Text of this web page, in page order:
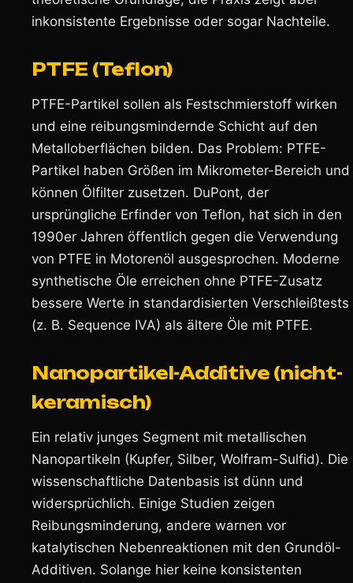
inkonsistente Ergebnisse oder sogar Nachteile.
PTFE (Teflon)
PTFE-Partikel sollen als Festschmierstoff wirken
und eine reibungsmindernde Schicht auf den
Metalloberflächen bilden. Das Problem: PTFE-
Partikel haben Größen im Mikrometer-Bereich und
können Ölfilter zusetzen. DuPont, der
ursprüngliche Erfinder von Teflon, hat sich in den
1990er Jahren öffentlich gegen die Verwendung
von PTFE in Motorenöl ausgesprochen. Moderne
synthetische Öle erreichen ohne PTFE-Zusatz
bessere Werte in standardisierten Verschleißtests
(z. B. Sequence IVA) als ältere Öle mit PTFE.
Nanopartikel-Additive (nicht-
keramisch)
Ein relativ junges Segment mit metallischen
Nanopartikeln (Kupfer, Silber, Wolfram-Sulfid). Die
wissenschaftliche Datenbasis ist dünn und
widersprüchlich. Einige Studien zeigen
Reibungsminderung, andere warnen vor
katalytischen Nebenreaktionen mit den Grundöl-
Additiven. Solange hier keine konsistenten